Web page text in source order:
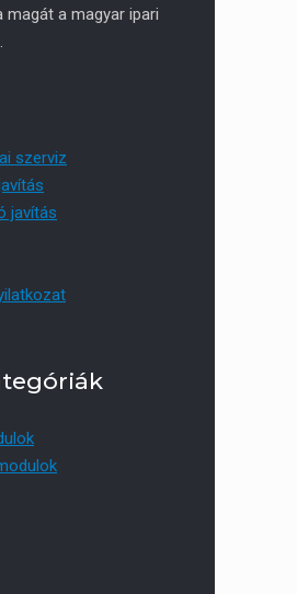
magát a magyar ipari
szerviz
javítás